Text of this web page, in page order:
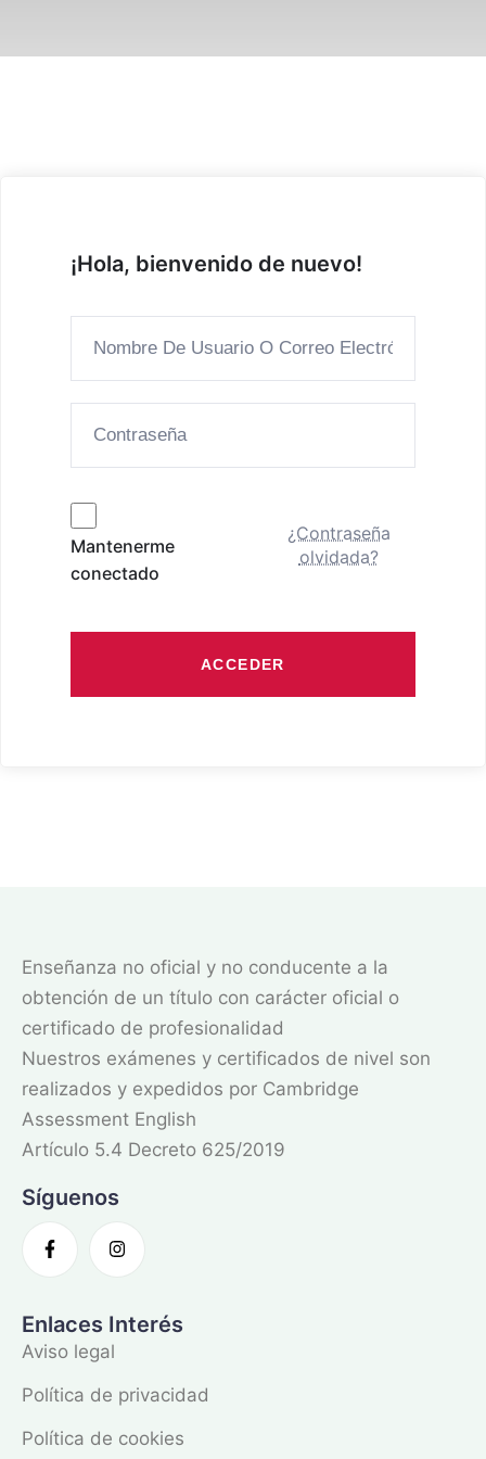
¡Hola, bienvenido de nuevo!
Mantenerme
conectado
¿Contraseña
olvidada?
ACCEDER
Enseñanza no oficial y no conducente a la
obtención de un título con carácter oficial o
certificado de profesionalidad
Nuestros exámenes y certificados de nivel son
realizados y expedidos por Cambridge
Assessment English
Artículo 5.4 Decreto 625/2019
Síguenos
Enlaces Interés
Aviso legal
Política de privacidad
Política de cookies